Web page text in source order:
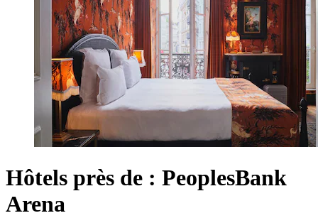
Hôtels près de : PeoplesBank
Arena